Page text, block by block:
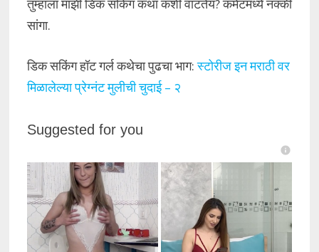
तुम्हाला माझी डिक सकिंग कथा कशी वाटतेय? कमेंटमध्ये नक्की
सांगा.
डिक सकिंग हॉट गर्ल कथेचा पुढचा भाग:स्टोरीज इन मराठी वर
मिळालेल्या प्रेग्नंट मुलीची चुदाई – २
Suggested for you